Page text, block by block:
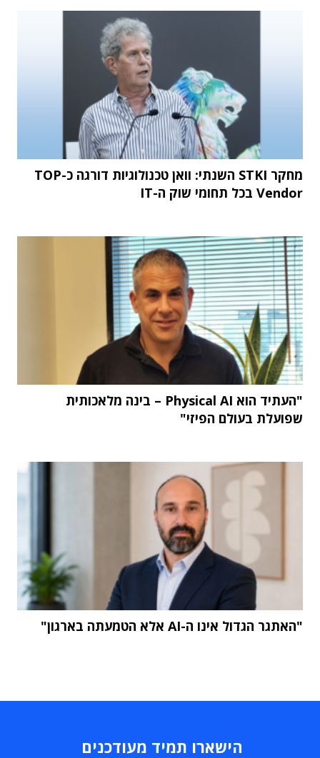
מחקר STKI השנתי: וואן טכנולוגיות דורגה כ-TOP
Vendor בכל תחומי שוק ה-IT
"העתיד הוא Physical AI – בינה מלאכותית
שפועלת בעולם הפיזי"
"האתגר הגדול אינו ה-AI אלא הטמעתה בארגון"
הישארו תמיד מעודכנים